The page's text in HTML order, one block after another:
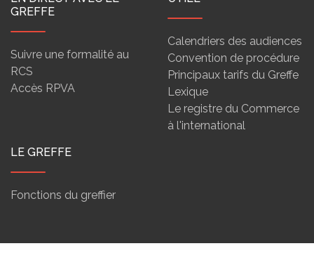
GREFFE
Suivre une formalité au
RCS
Accès RPVA
Calendriers des audiences
Convention de procédure
Principaux tarifs du Greffe
Lexique
Le registre du Commerce
à l'international
LE GREFFE
Fonctions du greffier